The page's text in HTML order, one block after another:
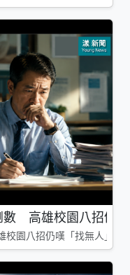
數 高雄校園八招仍
園八招仍嘆「找無人」